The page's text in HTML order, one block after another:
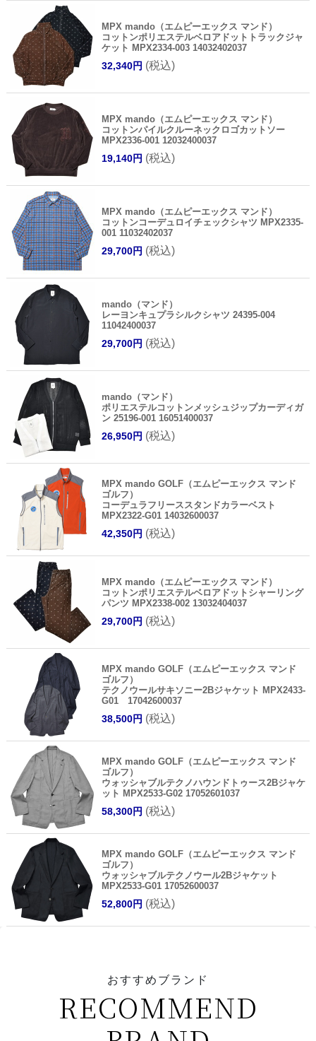
MPX mando（エムピーエックス マンド）
コットンポリエステルベロアドットトラックジャ
ケット MPX2334-003 14032402037
32,340円 (税込)
MPX mando（エムピーエックス マンド）
コットンパイルクルーネックロゴカットソー
MPX2336-001 12032400037
19,140円 (税込)
MPX mando（エムピーエックス マンド）
コットンコーデュロイチェックシャツ MPX2335-
001 11032402037
29,700円 (税込)
mando（マンド）
レーヨンキュプラシルクシャツ 24395-004
11042400037
29,700円 (税込)
mando（マンド）
ポリエステルコットンメッシュジップカーディガ
ン 25196-001 16051400037
26,950円 (税込)
MPX mando GOLF（エムピーエックス マンド
ゴルフ）
コーデュラフリーススタンドカラーベスト
MPX2322-G01 14032600037
42,350円 (税込)
MPX mando（エムピーエックス マンド）
コットンポリエステルベロアドットシャーリング
パンツ MPX2338-002 13032404037
29,700円 (税込)
MPX mando GOLF（エムピーエックス マンド
ゴルフ）
テクノウールサキソニー2Bジャケット MPX2433-
G01 17042600037
38,500円 (税込)
MPX mando GOLF（エムピーエックス マンド
ゴルフ）
ウォッシャブルテクノハウンドトゥース2Bジャケ
ット MPX2533-G02 17052601037
58,300円 (税込)
MPX mando GOLF（エムピーエックス マンド
ゴルフ）
ウォッシャブルテクノウール2Bジャケット
MPX2533-G01 17052600037
52,800円 (税込)
おすすめブランド
RECOMMEND